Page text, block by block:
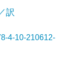
訳
4-10-210612-